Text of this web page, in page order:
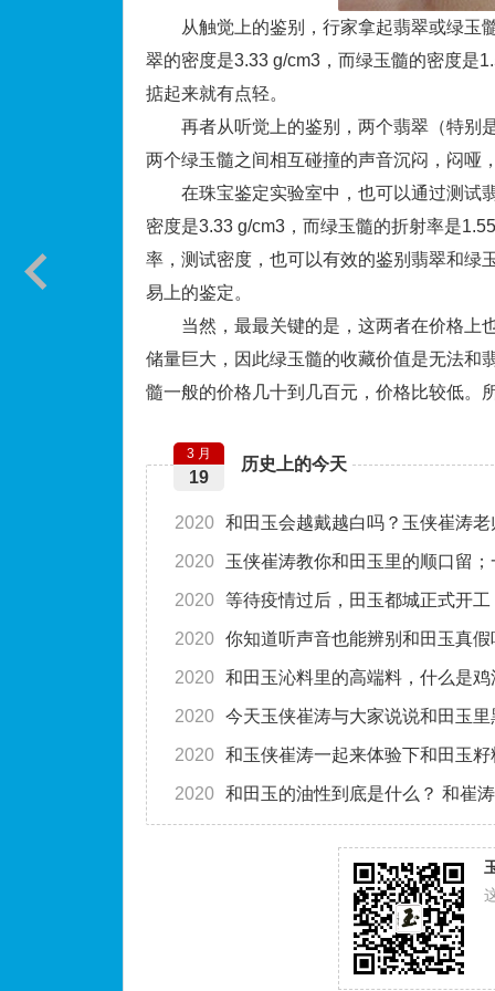
从触觉上的鉴别，行家拿起翡翠或绿玉髓
翠的密度是3.33 g/cm3，而绿玉髓的密度是
掂起来就有点轻。
再者从听觉上的鉴别，两个翡翠（特别是
两个绿玉髓之间相互碰撞的声音沉闷，闷哑
在珠宝鉴定实验室中，也可以通过测试翡
密度是3.33 g/cm3，而绿玉髓的折射率是
率，测试密度，也可以有效的鉴别翡翠和绿
易上的鉴定。
当然，最最关键的是，这两者在价格上也
储量巨大，因此绿玉髓的收藏价值是无法和
髓一般的价格几十到几百元，价格比较低。
历史上的今天
3 月
19
2020 和田玉会越戴越白吗？玉侠崔涛
2020 玉侠崔涛教你和田玉里的顺口留
2020 等待疫情过后，田玉都城正式开
2020 你知道听声音也能辨别和田玉真
2020 和田玉沁料里的高端料，什么是
2020 今天玉侠崔涛与大家说说和田玉
2020 和玉侠崔涛一起来体验下和田玉
2020 和田玉的油性到底是什么？ 和崔